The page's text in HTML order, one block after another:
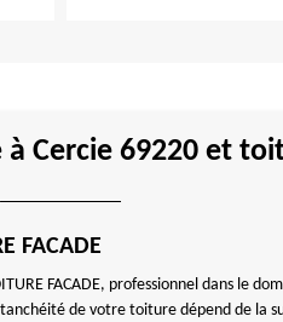
Cercie 69220 et
FACADE
FACADE, professionnel dans le
de votre toiture dépend de la